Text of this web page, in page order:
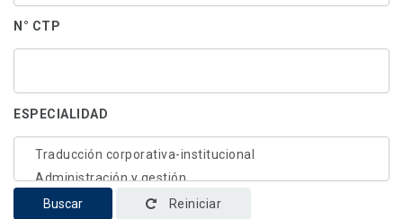
N° CTP
ESPECIALIDAD
Buscar Reiniciar